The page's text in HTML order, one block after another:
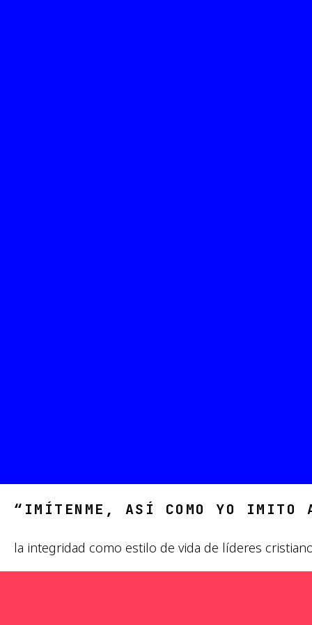
“IMÍTENME, ASÍ COMO YO IMITO
la integridad como estilo de vida de líderes